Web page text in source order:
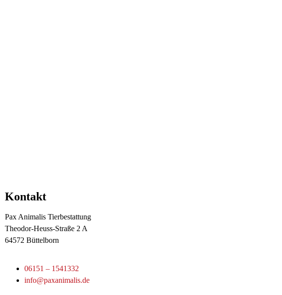
Kontakt
Pax Animalis Tierbestattung
Theodor-Heuss-Straße 2 A
64572 Büttelborn
06151 – 1541332
info@paxanimalis.de